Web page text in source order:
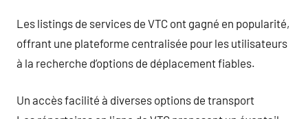
Les listings de services de VTC ont gagné en popularité,
offrant une plateforme centralisée pour les utilisateurs
à la recherche d’options de déplacement fiables.
Un accès facilité à diverses options de transport